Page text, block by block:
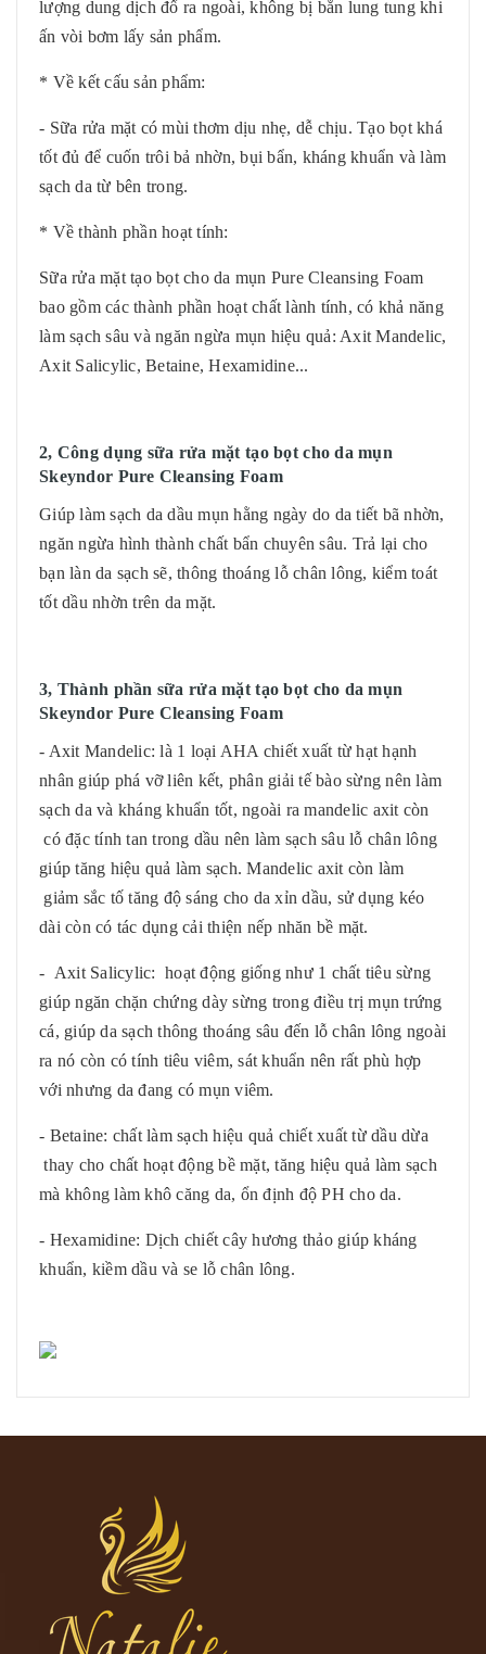
lượng dung dịch đổ ra ngoài, không bị bắn lung tung khi
ấn vòi bơm lấy sản phẩm.
* Về kết cấu sản phẩm:
- Sữa rửa mặt có mùi thơm dịu nhẹ, dễ chịu. Tạo bọt khá
tốt đủ để cuốn trôi bả nhờn, bụi bẩn, kháng khuẩn và làm
sạch da từ bên trong.
* Về thành phần hoạt tính:
Sữa rửa mặt tạo bọt cho da mụn Pure Cleansing Foam
bao gồm các thành phần hoạt chất lành tính, có khả năng
làm sạch sâu và ngăn ngừa mụn hiệu quả: Axit Mandelic,
Axit Salicylic, Betaine, Hexamidine...
2, Công dụng sữa rửa mặt tạo bọt cho da mụn
Skeyndor Pure Cleansing Foam
Giúp làm sạch da dầu mụn hằng ngày do da tiết bã nhờn,
ngăn ngừa hình thành chất bẩn chuyên sâu. Trả lại cho
bạn làn da sạch sẽ, thông thoáng lỗ chân lông, kiểm toát
tốt dầu nhờn trên da mặt.
3, Thành phần sữa rửa mặt tạo bọt cho da mụn
Skeyndor Pure Cleansing Foam
- Axit Mandelic: là 1 loại AHA chiết xuất từ hạt hạnh
nhân giúp phá vỡ liên kết, phân giải tế bào sừng nên làm
sạch da và kháng khuẩn tốt, ngoài ra mandelic axit còn
có đặc tính tan trong dầu nên làm sạch sâu lỗ chân lông
giúp tăng hiệu quả làm sạch. Mandelic axit còn làm
giảm sắc tố tăng độ sáng cho da xỉn dầu, sử dụng kéo
dài còn có tác dụng cải thiện nếp nhăn bề mặt.
- Axit Salicylic: hoạt động giống như 1 chất tiêu sừng
giúp ngăn chặn chứng dày sừng trong điều trị mụn trứng
cá, giúp da sạch thông thoáng sâu đến lỗ chân lông ngoài
ra nó còn có tính tiêu viêm, sát khuẩn nên rất phù hợp
với nhưng da đang có mụn viêm.
- Betaine: chất làm sạch hiệu quả chiết xuất từ dầu dừa
thay cho chất hoạt động bề mặt, tăng hiệu quả làm sạch
mà không làm khô căng da, ổn định độ PH cho da.
- Hexamidine: Dịch chiết cây hương thảo giúp kháng
khuẩn, kiềm dầu và se lỗ chân lông.